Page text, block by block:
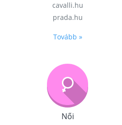
cavalli.hu
prada.hu
Tovább »
Női